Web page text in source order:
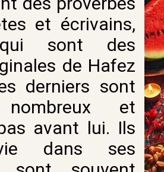
et écrivains,
sont des
de Hafez
derniers sont
et
avant lui. Ils
dans ses